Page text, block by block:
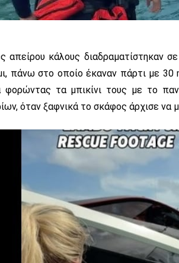
απείρου κάλους διαδραματίστηκαν
πάνω στο οποίο έκαναν πάρτι με 30
φορώντας τα μπικίνι τους με το
όταν ξαφνικά το σκάφος άρχισε να